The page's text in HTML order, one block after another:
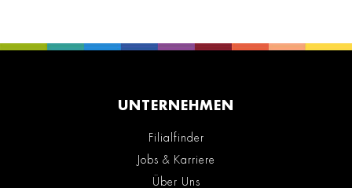
UNTERNEHMEN
Filialfinder
Jobs & Karriere
Über Uns